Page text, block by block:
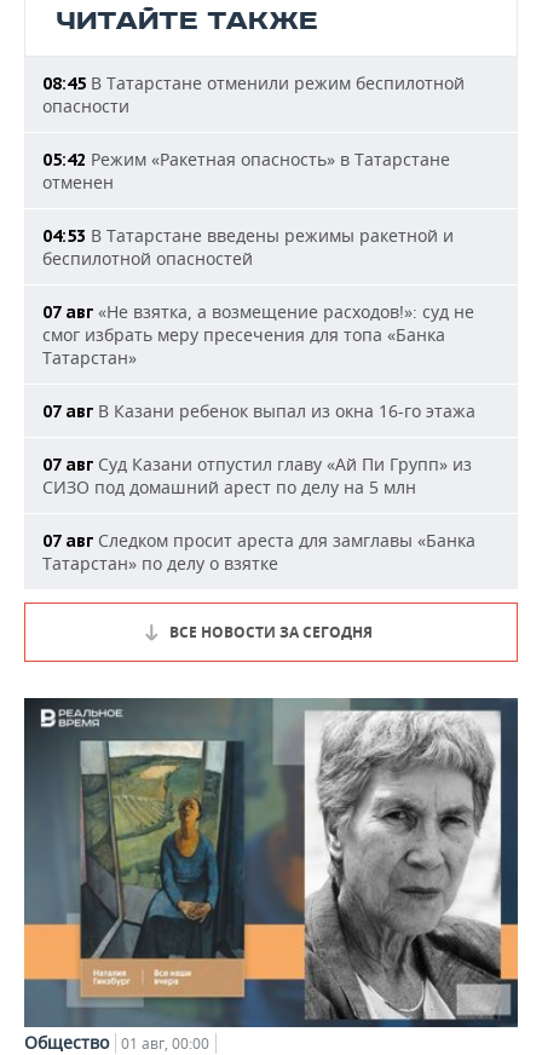
ЧИТАЙТЕ ТАКЖЕ
08:45 В Татарстане отменили режим беспилотной
опасности
05:42 Режим «Ракетная опасность» в Татарстане
отменен
04:53 В Татарстане введены режимы ракетной и
беспилотной опасностей
07 авг «Не взятка, а возмещение расходов!»: суд не
смог избрать меру пресечения для топа «Банка
Татарстан»
07 авг В Казани ребенок выпал из окна 16-го этажа
07 авг Суд Казани отпустил главу «Ай Пи Групп» из
СИЗО под домашний арест по делу на 5 млн
07 авг Следком просит ареста для замглавы «Банка
Татарстан» по делу о взятке
ВСЕ НОВОСТИ ЗА СЕГОДНЯ
Общество 01 авг, 00:00